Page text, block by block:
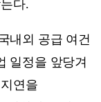
다.
내외 공급 여건
일정을 앞당겨
연을